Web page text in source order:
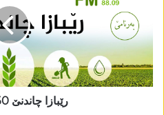
رێبازا چاندنێ 30-7-2025